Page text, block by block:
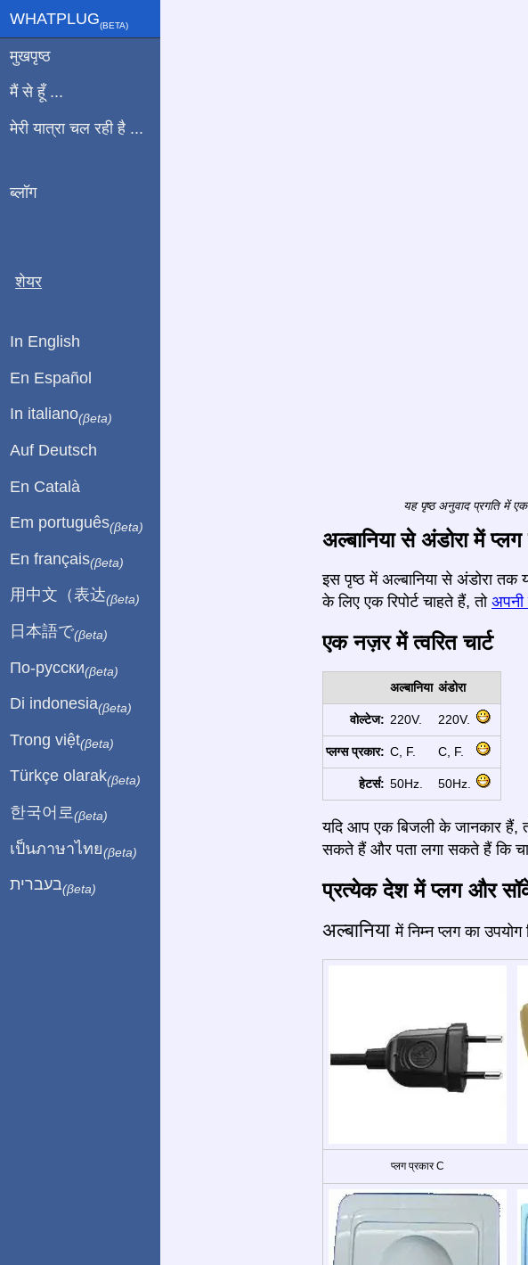
यह पृष्ठ अनुवाद प्रगति में
अल्बानिया से अंडोरा में
इस पृष्ठ में अल्बानिया से अंडोरा
के लिए एक रिपोर्ट चाहते हैं, तो अपनी
एक नज़र में त्वरित चार्ट
अल्बानिया अंडोरा
वोल्टेज: 220V. 220V.
प्लग्स प्रकार: C, F. C, F.
हेटर्स: 50Hz. 50Hz.
यदि आप एक बिजली के जानकार हैं,
सकते हैं और पता लगा सकते हैं कि
प्रत्येक देश में प्लग और
अल्बानियामें निम्न प्लग का
प्लग प्रकार C
WHATPLUG(ΒETA)
मुखपृष्ठ
मैं से हूँ ...
मेरी यात्रा चल रही है ...
ब्लॉग
शेयर
In English
En Español
In italiano(βeta)
Auf Deutsch
En Català
Em português(βeta)
En français(βeta)
用中文（表达(βeta)
日本語で(βeta)
По-русски(βeta)
Di indonesia(βeta)
Trong việt(βeta)
Türkçe olarak(βeta)
한국어로 (βeta)
เป็นภาษาไทย(βeta)
בעברית(βeta)